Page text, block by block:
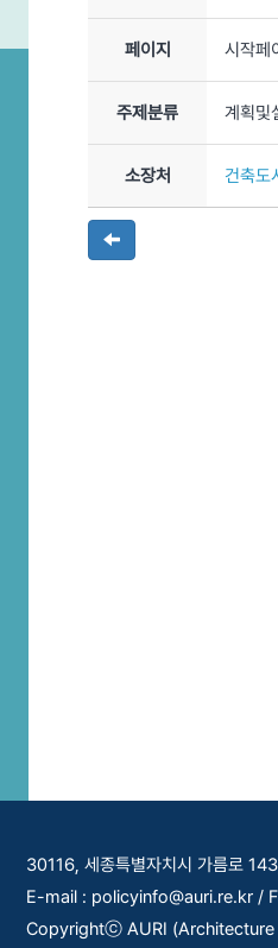
페이지 시작페
주제분류 계획및
소장처 건축도
30116, 세종특별자치시 가름로
E-mail : policyinfo@auri.re.kr /
Copyrightⓒ AURI (Architecture